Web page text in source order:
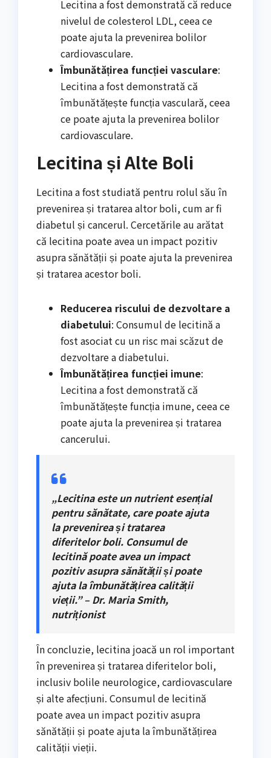
Lecitina a fost demonstrată că reduce
nivelul de colesterol LDL, ceea ce
poate ajuta la prevenirea bolilor
cardiovasculare.
Îmbunătățirea funcției vasculare:
Lecitina a fost demonstrată că
îmbunătățește funcția vasculară, ceea
ce poate ajuta la prevenirea bolilor
cardiovasculare.
Lecitina și Alte Boli
Lecitina a fost studiată pentru rolul său în
prevenirea și tratarea altor boli, cum ar fi
diabetul și cancerul. Cercetările au arătat
că lecitina poate avea un impact pozitiv
asupra sănătății și poate ajuta la prevenirea
și tratarea acestor boli.
Reducerea riscului de dezvoltare a
diabetului: Consumul de lecitină a
fost asociat cu un risc mai scăzut de
dezvoltare a diabetului.
Îmbunătățirea funcției imune:
Lecitina a fost demonstrată că
îmbunătățește funcția imune, ceea ce
poate ajuta la prevenirea și tratarea
cancerului.
„Lecitina este un nutrient esențial
pentru sănătate, care poate ajuta
la prevenirea și tratarea
diferitelor boli. Consumul de
lecitină poate avea un impact
pozitiv asupra sănătății și poate
ajuta la îmbunătățirea calității
vieții.” – Dr. Maria Smith,
nutriționist
În concluzie, lecitina joacă un rol important
în prevenirea și tratarea diferitelor boli,
inclusiv bolile neurologice, cardiovasculare
și alte afecțiuni. Consumul de lecitină
poate avea un impact pozitiv asupra
sănătății și poate ajuta la îmbunătățirea
calității vieții.